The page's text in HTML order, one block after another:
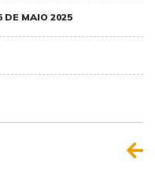
DE MAIO 2025